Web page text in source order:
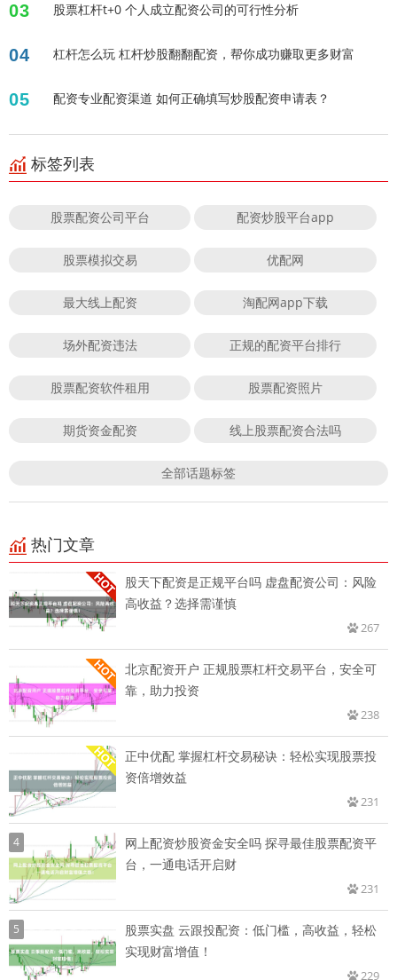
03 股票杠杆t+0 个人成立配资公司的可行性分析
04 杠杆怎么玩 杠杆炒股翻翻配资，帮你成功赚取更多财富
05 配资专业配资渠道 如何正确填写炒股配资申请表？
标签列表
股票配资公司平台 配资炒股平台app
股票模拟交易 优配网
最大线上配资 淘配网app下载
场外配资违法 正规的配资平台排行
股票配资软件租用 股票配资照片
期货资金配资 线上股票配资合法吗
全部话题标签
热门文章
股天下配资是正规平台吗 虚盘配资公司：风险
高收益？选择需谨慎
267
北京配资开户 正规股票杠杆交易平台，安全可
靠，助力投资
238
正中优配 掌握杠杆交易秘诀：轻松实现股票投
资倍增效益
231
4
网上配资炒股资金安全吗 探寻最佳股票配资平
台，一通电话开启财
231
5
股票实盘 云跟投配资：低门槛，高收益，轻松
实现财富增值！
229